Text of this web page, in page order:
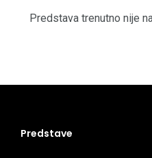
Predstava trenutno nije
Predstave